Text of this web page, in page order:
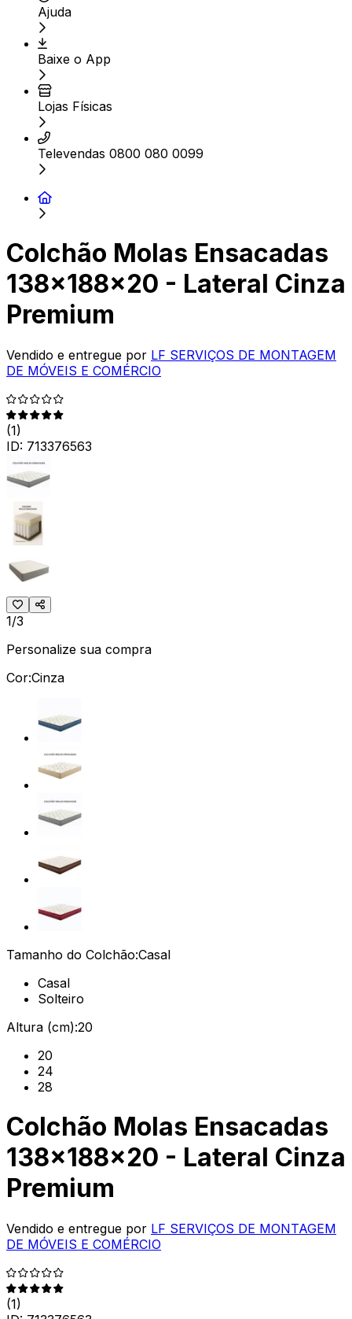
Ajuda
Baixe o App
Lojas Físicas
Televendas 0800 080 0099
Colchão Molas Ensacadas
138x188x20 - Lateral Cinza
Premium
Vendido e entregue por LF SERVIÇOS DE MONTAGEM
DE MÓVEIS E COMÉRCIO
(1)
ID: 713376563
1/3
Personalize sua compra
Cor:Cinza
Tamanho do Colchão:Casal
Casal
Solteiro
Altura (cm):20
20
24
28
Colchão Molas Ensacadas
138x188x20 - Lateral Cinza
Premium
Vendido e entregue por LF SERVIÇOS DE MONTAGEM
DE MÓVEIS E COMÉRCIO
(1)